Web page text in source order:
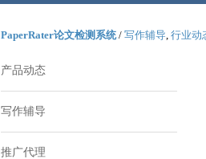
PaperRater论文检测系统/ 写作辅导, 行业动
产品动态
写作辅导
推广代理